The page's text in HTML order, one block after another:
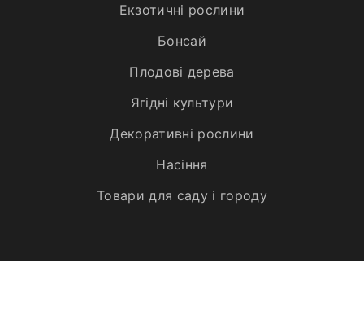
Екзотичні рослини
Бонсай
Плодові дерева
Ягідні культури
Декоративні рослини
Насіння
Товари для саду і городу